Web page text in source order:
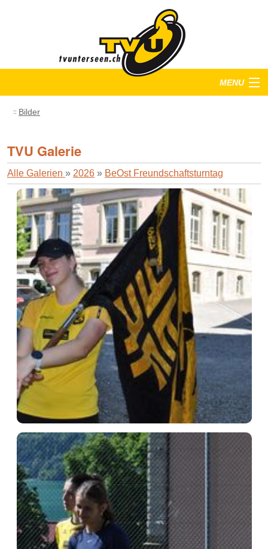
MENU
Anlässe
Verein
Bilder
Bilder
TVU Galerie
Alle Galerien » 2026 » BeOst Freundschaftsturntag